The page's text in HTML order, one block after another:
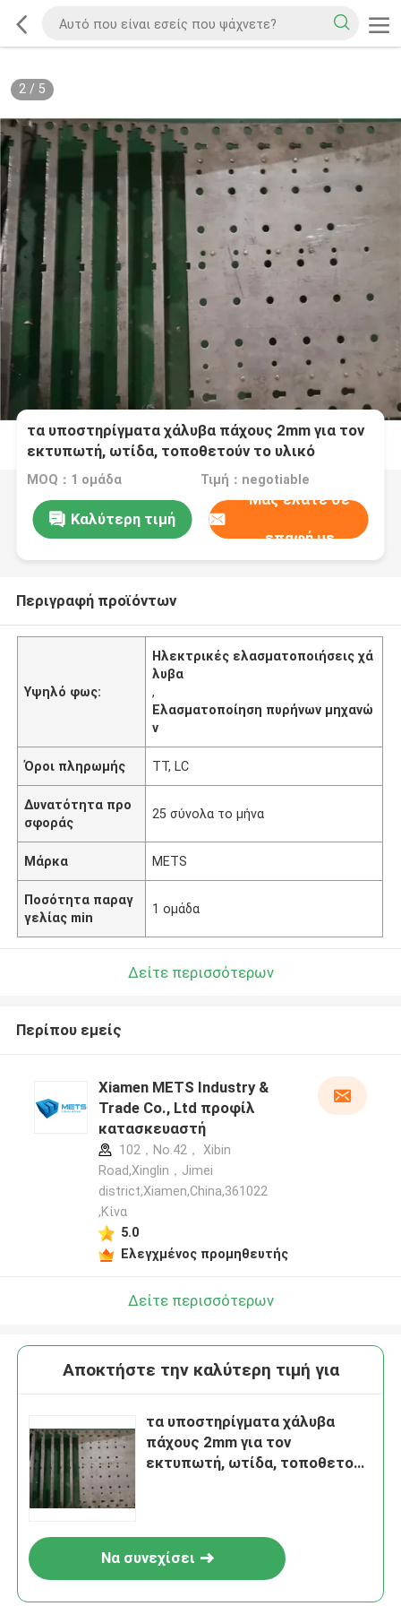
2/ 5
τα υποστηρίγματα χάλυβα πάχους 2mm για τον
εκτυπωτή, ωτίδα, τοποθετούν το υλικό
MOQ：1 ομάδα Τιμή：negotiable
Καλύτερη τιμή
Μας ελάτε σε
επαφή με
Περιγραφή προϊόντων
Υψηλό φως:
Ηλεκτρικές ελασματοποιήσεις χά
λυβα
,
Ελασματοποίηση πυρήνων μηχανώ
ν
Όροι πληρωμής TT, LC
Δυνατότητα προ
σφοράς
25 σύνολα το μήνα
Μάρκα METS
Ποσότητα παραγ
γελίας min
1 ομάδα
Δείτε περισσότερων
Περίπου εμείς
Xiamen METS Industry &
Trade Co., Ltd προφίλ
κατασκευαστή
102，No.42， Xibin
Road,Xinglin，Jimei
district,Xiamen,China,361022
,Κίνα
5.0
Ελεγχμένος προμηθευτής
Δείτε περισσότερων
Αποκτήστε την καλύτερη τιμή για
τα υποστηρίγματα χάλυβα
πάχους 2mm για τον
εκτυπωτή, ωτίδα, τοποθετούν
Να συνεχίσει